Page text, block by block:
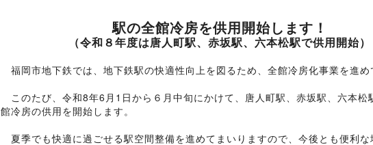
駅の全館冷房を供用開始します！
（令和８年度は唐⼈町駅、赤坂駅、六本松駅で供用開始）
福岡市地下鉄では、地下鉄駅の快適性向上を図るため、全館冷房化事業を進
このたび、令和8年6月1日から６月中旬にかけて、唐人町駅、赤坂駅、六本松
館冷房の供用を開始します。
夏季でも快適に過ごせる駅空間整備を進めてまいりますので、今後とも便利